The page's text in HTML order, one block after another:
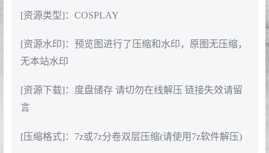
[资源类型]：COSPLAY
[资源水印]：预览图进行了压缩和水印，原图无压缩，
无本站水印
[资源下载]：度盘储存 请切勿在线解压 链接失效请留
言
[压缩格式]：7z或7z分卷双层压缩(请使用7z软件解压)